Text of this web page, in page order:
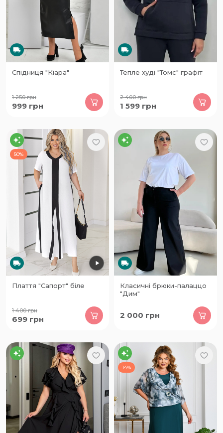
Спідниця "Кіара"
1 250грн
999 грн
Тепле худі "Томс" графіт
2 400грн
1 599 грн
50%
Плаття "Сапорт" біле
1 400грн
699 грн
Класичні брюки-палаццо
"Дим"
2 000 грн
14%